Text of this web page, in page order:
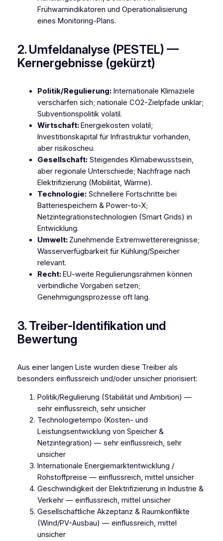
Frühwarnindikatoren und Operationalisierung
eines Monitoring-Plans.
2. Umfeldanalyse (PESTEL) —
Kernergebnisse (gekürzt)
Politik/Regulierung:Internationale Klimaziele
verschärfen sich; nationale CO2-Zielpfade unklar;
Subventionspolitik volatil.
Wirtschaft:Energiekosten volatil;
Investitionskapital für Infrastruktur vorhanden,
aber risikoscheu.
Gesellschaft:Steigendes Klimabewusstsein,
aber regionale Unterschiede; Nachfrage nach
Elektrifizierung (Mobilität, Wärme).
Technologie:Schnellere Fortschritte bei
Batteriespeichern & Power-to-X;
Netzintegrationstechnologien (Smart Grids) in
Entwicklung.
Umwelt: Zunehmende Extremwetterereignisse;
Wasserverfügbarkeit für Kühlung/Speicher
relevant.
Recht:EU-weite Regulierungsrahmen können
verbindliche Vorgaben setzen;
Genehmigungsprozesse oft lang.
3. Treiber-Identifikation und
Bewertung
Aus einer langen Liste wurden diese Treiber als
besonders einflussreich und/oder unsicher priorisiert:
Politik/Regulierung (Stabilität und Ambition) —
sehr einflussreich, sehr unsicher
Technologietempo (Kosten- und
Leistungsentwicklung von Speicher &
Netzintegration) — sehr einflussreich, sehr
unsicher
Internationale Energiemarktentwicklung /
Rohstoffpreise — einflussreich, mittel unsicher
Geschwindigkeit der Elektrifizierung in Industrie &
Verkehr — einflussreich, mittel unsicher
Gesellschaftliche Akzeptanz & Raumkonflikte
(Wind/PV-Ausbau) — einflussreich, mittel
unsicher